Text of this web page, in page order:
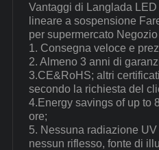
Vantaggi di Langlada
lineare a sospensione
per supermercato
1. Consegna veloce e
2. Almeno 3 anni di
3.CE&RoHS; altri
secondo la richiesta del
4.Energy savings of up to
ore;
5. Nessuna radiazione
nessun riflesso, fonte di